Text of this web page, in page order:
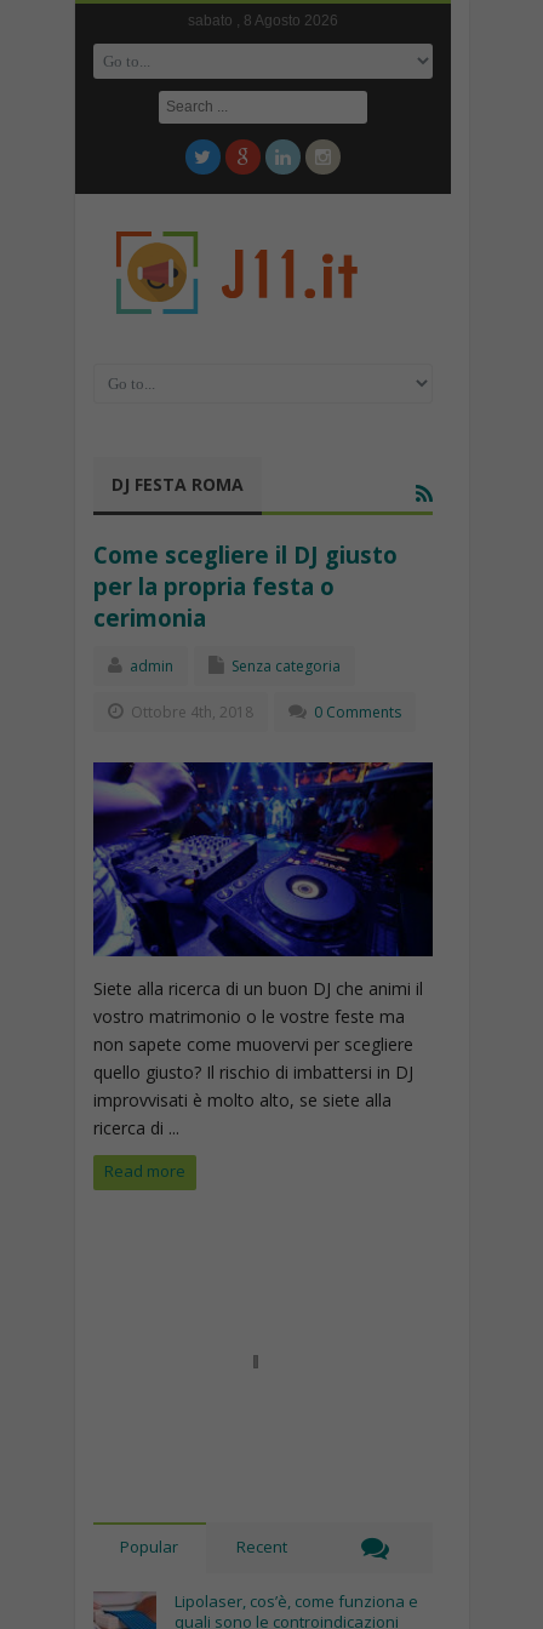
sabato , 8 Agosto 2026
DJ FESTA ROMA
Come scegliere il DJ giusto
per la propria festa o
cerimonia
admin Senza categoria
Ottobre 4th, 2018 0 Comments
Siete alla ricerca di un buon DJ che animi il
vostro matrimonio o le vostre feste ma
non sapete come muovervi per scegliere
quello giusto? Il rischio di imbattersi in DJ
improvvisati è molto alto, se siete alla
ricerca di ...
Read more
Popular Recent
Lipolaser, cos’è, come funziona e
quali sono le controindicazioni